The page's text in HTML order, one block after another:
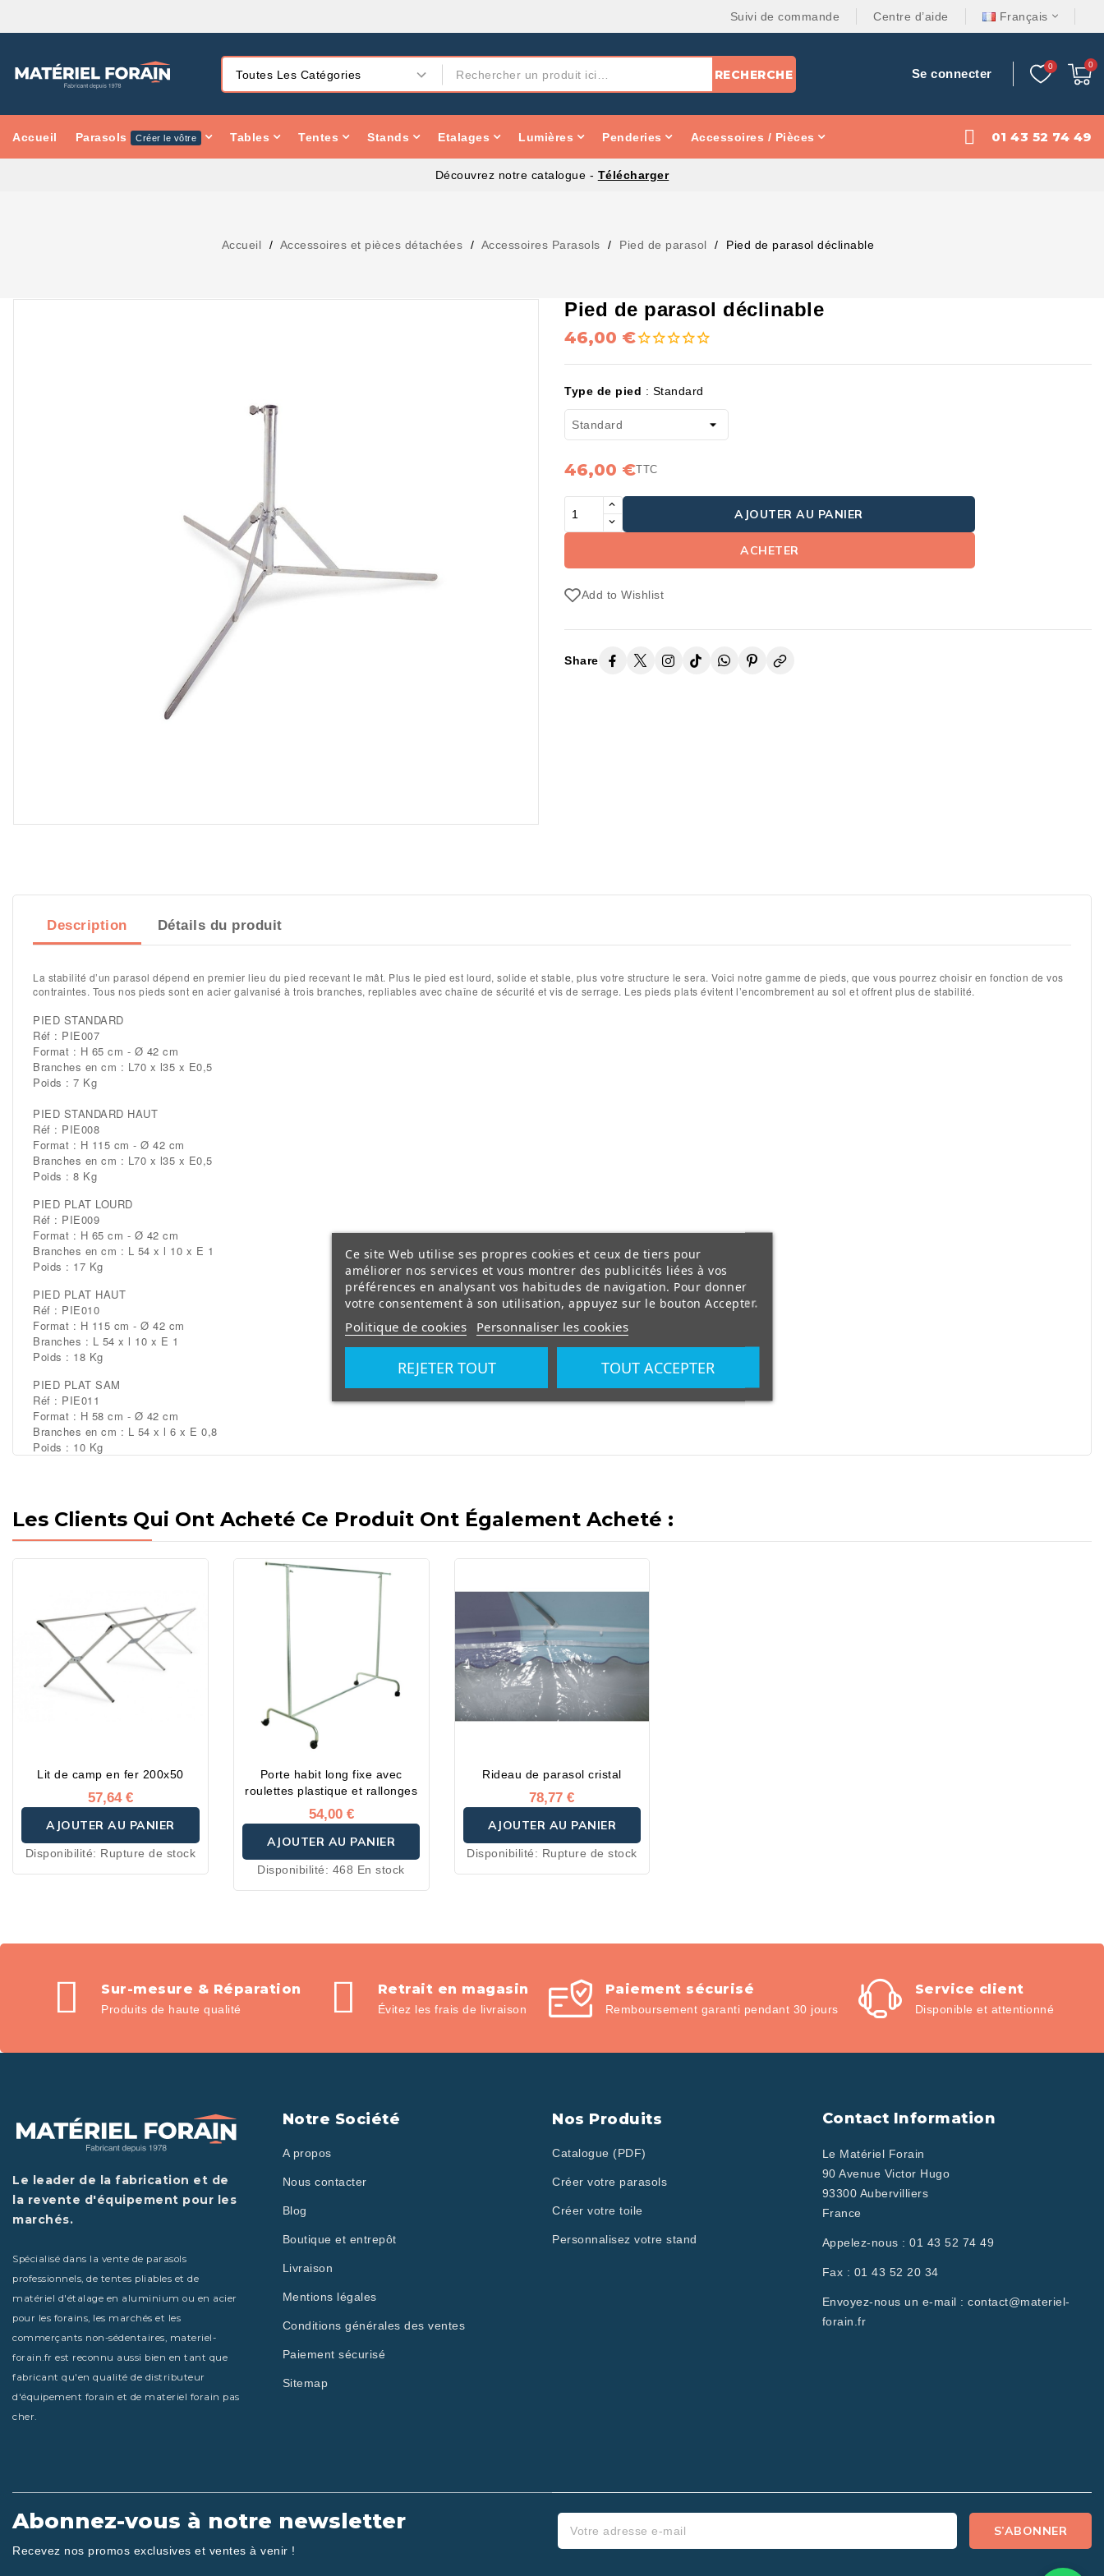
Suivi de commande Centre d’aide Français
RECHERCHE Se connecter
Accueil Parasols Créer le vôtre Tables Tentes Stands Etalages Lumières Penderies Accessoires / Pièces 01 43 52 74 49
Découvrez notre catalogue - Télécharger
Accueil Accessoires et pièces détachées Accessoires Parasols Pied de parasol Pied de parasol déclinable
Pied de parasol déclinable
46,00 €
Type de pied : Standard
46,00 €TTC
AJOUTER AU PANIER
ACHETER
Add to Wishlist
Share
Description Détails du produit
La stabilité d’un parasol dépend en premier lieu du pied recevant le mât. Plus le pied est lourd, solide et stable, plus votre structure le sera. Voici notre gamme de pieds, que vous pourrez choisir en fonction de vos
contraintes. Tous nos pieds sont en acier galvanisé à trois branches, repliables avec chaîne de sécurité et vis de serrage. Les pieds plats évitent l’encombrement au sol et offrent plus de stabilité.
PIED STANDARD
Réf : PIE007
Format : H 65 cm - Ø 42 cm
Branches en cm : L70 x l35 x E0,5
Poids : 7 Kg
PIED STANDARD HAUT
Réf : PIE008
Format : H 115 cm - Ø 42 cm
Branches en cm : L70 x l35 x E0,5
Poids : 8 Kg
PIED PLAT LOURD
Réf : PIE009
Format : H 65 cm - Ø 42 cm
Branches en cm : L 54 x l 10 x E 1
Poids : 17 Kg
PIED PLAT HAUT
Réf : PIE010
Format : H 115 cm - Ø 42 cm
Branches : L 54 x l 10 x E 1
Poids : 18 Kg
PIED PLAT SAM
Réf : PIE011
Format : H 58 cm - Ø 42 cm
Branches en cm : L 54 x l 6 x E 0,8
Poids : 10 Kg
Les Clients Qui Ont Acheté Ce Produit Ont Également Acheté :
Lit de camp en fer 200x50
57,64 €
AJOUTER AU PANIER
Disponibilité: Rupture de stock
Porte habit long fixe avec
roulettes plastique et rallonges
54,00 €
AJOUTER AU PANIER
Disponibilité: 468 En stock
Rideau de parasol cristal
78,77 €
AJOUTER AU PANIER
Disponibilité: Rupture de stock
Sur-mesure & Réparation
Produits de haute qualité
Retrait en magasin
Évitez les frais de livraison
Paiement sécurisé
Remboursement garanti pendant 30 jours
Service client
Disponible et attentionné
Le leader de la fabrication et de
la revente d'équipement pour les
marchés.
Spécialisé dans la vente de parasols
professionnels, de tentes pliables et de
matériel d'étalage en aluminium ou en acier
pour les forains, les marchés et les
commerçants non-sédentaires, materiel-
forain.fr est reconnu aussi bien en tant que
fabricant qu'en qualité de distributeur
d'équipement forain et de materiel forain pas
cher.
Notre Société
A propos
Nous contacter
Blog
Boutique et entrepôt
Livraison
Mentions légales
Conditions générales des ventes
Paiement sécurisé
Sitemap
Nos Produits
Catalogue (PDF)
Créer votre parasols
Créer votre toile
Personnalisez votre stand
Contact Information
Le Matériel Forain
90 Avenue Victor Hugo
93300 Aubervilliers
France
Appelez-nous : 01 43 52 74 49
Fax : 01 43 52 20 34
Envoyez-nous un e-mail : contact@materiel-
forain.fr
Abonnez-vous à notre newsletter
Recevez nos promos exclusives et ventes à venir !
Ce site Web utilise ses propres cookies et ceux de tiers pour
améliorer nos services et vous montrer des publicités liées à vos
préférences en analysant vos habitudes de navigation. Pour donner
votre consentement à son utilisation, appuyez sur le bouton Accepter.
Politique de cookies Personnaliser les cookies
REJETER TOUT TOUT ACCEPTER